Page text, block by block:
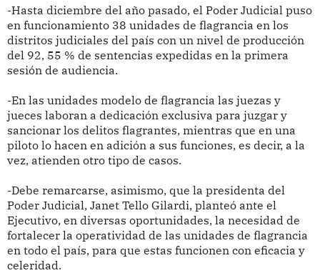
-Hasta diciembre del año pasado, el Poder Judicial puso
en funcionamiento 38 unidades de flagrancia en los
distritos judiciales del país con un nivel de producción
del 92, 55 % de sentencias expedidas en la primera
sesión de audiencia.
-En las unidades modelo de flagrancia las juezas y
jueces laboran a dedicación exclusiva para juzgar y
sancionar los delitos flagrantes, mientras que en una
piloto lo hacen en adición a sus funciones, es decir, a la
vez, atienden otro tipo de casos.
-Debe remarcarse, asimismo, que la presidenta del
Poder Judicial, Janet Tello Gilardi, planteó ante el
Ejecutivo, en diversas oportunidades, la necesidad de
fortalecer la operatividad de las unidades de flagrancia
en todo el país, para que estas funcionen con eficacia y
celeridad.